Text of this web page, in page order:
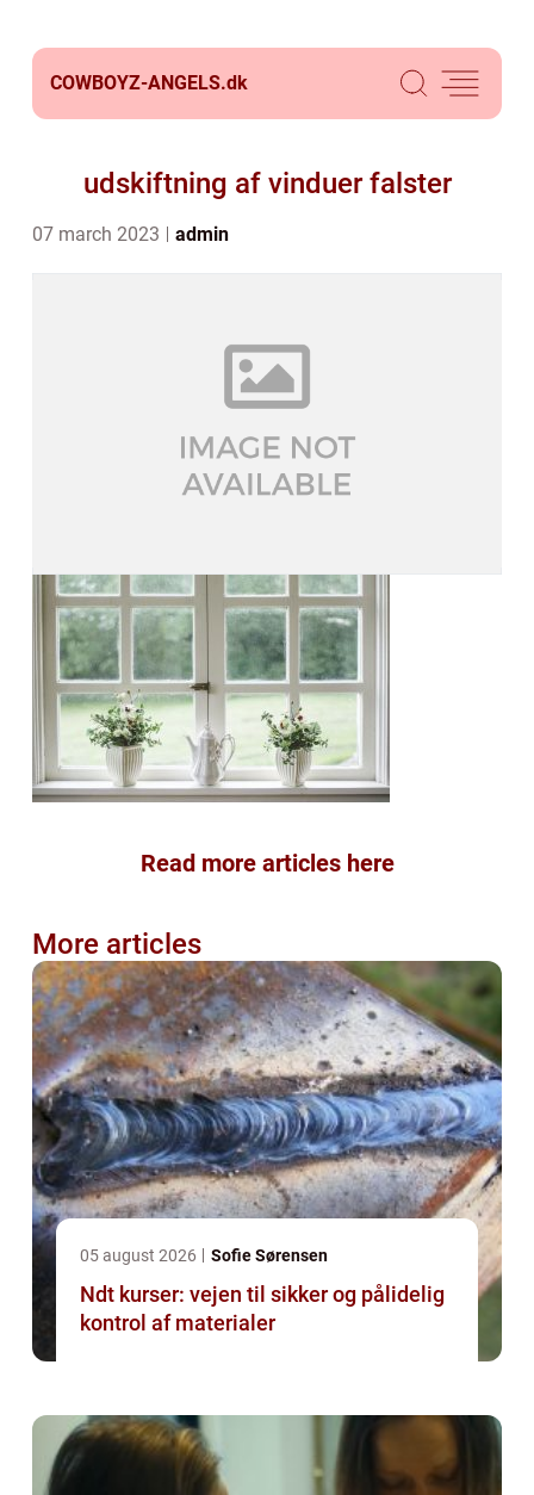
COWBOYZ-ANGELS.dk
udskiftning af vinduer falster
07 march 2023 admin
Read more articles here
More articles
05 august 2026 Sofie Sørensen
Ndt kurser: vejen til sikker og pålidelig
kontrol af materialer